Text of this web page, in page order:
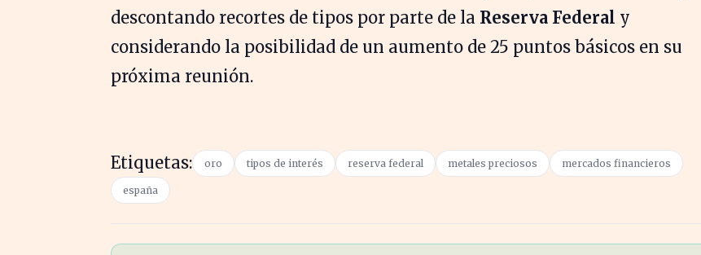
descontando recortes de tipos por parte de la Reserva Federal y
considerando la posibilidad de un aumento de 25 puntos básicos en su
próxima reunión.
Etiquetas: oro tipos de interés reserva federal metales preciosos mercados financieros
españa